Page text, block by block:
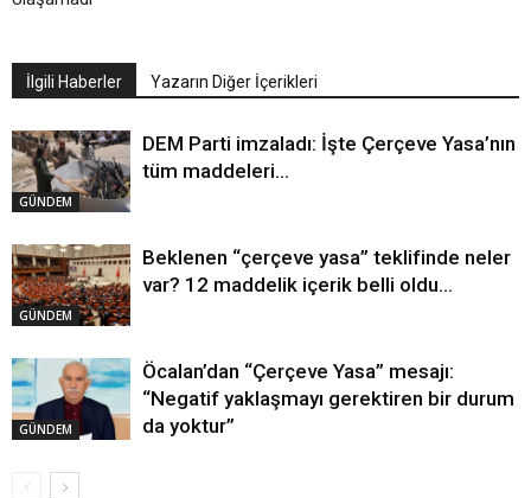
İlgili Haberler Yazarın Diğer İçerikleri
GÜNDEM
DEM Parti imzaladı: İşte Çerçeve Yasa’nın
tüm maddeleri…
GÜNDEM
Beklenen “çerçeve yasa” teklifinde neler
var? 12 maddelik içerik belli oldu…
GÜNDEM
Öcalan’dan “Çerçeve Yasa” mesajı:
“Negatif yaklaşmayı gerektiren bir durum
da yoktur”